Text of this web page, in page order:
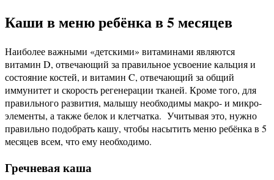
Каши в меню ребёнка в 5 месяцев
Наиболее важными «детскими» витаминами являются
витамин D, отвечающий за правильное усвоение кальция и
состояние костей, и витамин C, отвечающий за общий
иммунитет и скорость регенерации тканей. Кроме того, для
правильного развития, малышу необходимы макро- и микро-
элементы, а также белок и клетчатка. Учитывая это, нужно
правильно подобрать кашу, чтобы насытить меню ребёнка в 5
месяцев всем, что ему необходимо.
Гречневая каша